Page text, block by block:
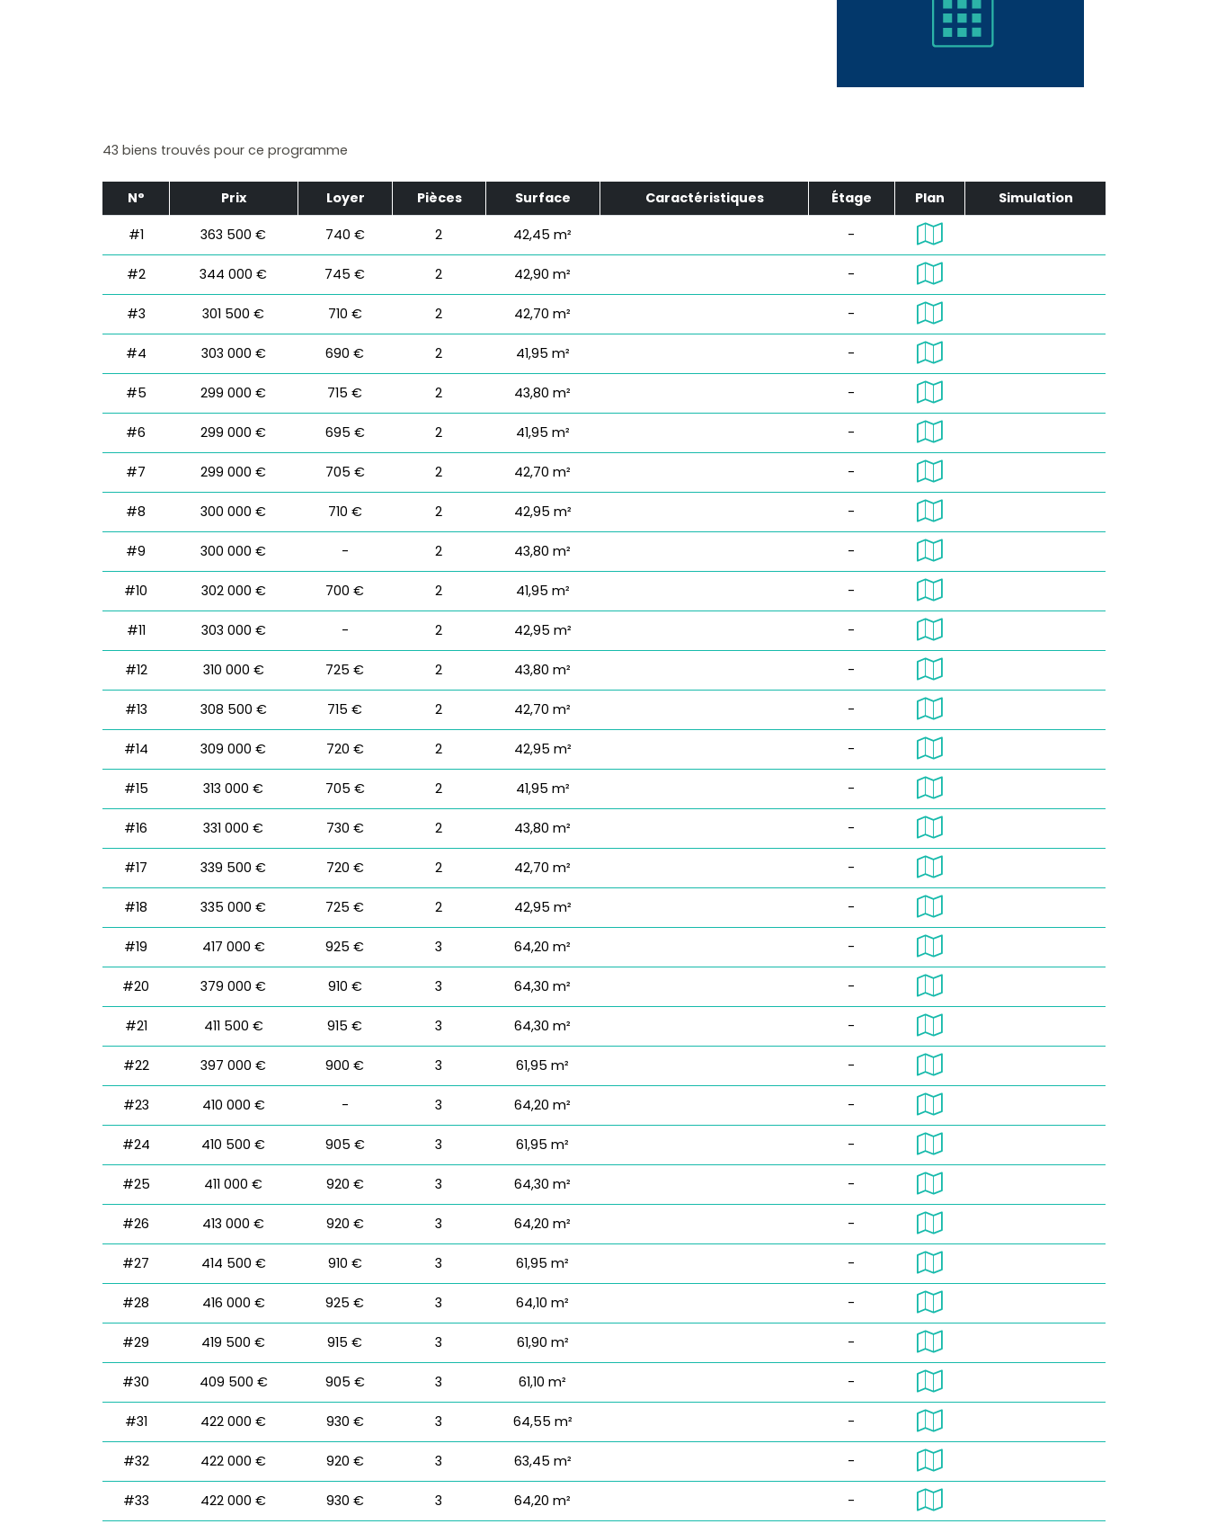
43 biens trouvés pour ce programme
N° Prix Loyer Pièces Surface Caractéristiques Étage Plan Simulation
#1 363 500 € 740 € 2 42,45 m² -
#2 344 000 € 745 € 2 42,90 m² -
#3 301 500 € 710 € 2 42,70 m² -
#4 303 000 € 690 € 2 41,95 m² -
#5 299 000 € 715 € 2 43,80 m² -
#6 299 000 € 695 € 2 41,95 m² -
#7 299 000 € 705 € 2 42,70 m² -
#8 300 000 € 710 € 2 42,95 m² -
#9 300 000 € - 2 43,80 m² -
#10 302 000 € 700 € 2 41,95 m² -
#11 303 000 € - 2 42,95 m² -
#12 310 000 € 725 € 2 43,80 m² -
#13 308 500 € 715 € 2 42,70 m² -
#14 309 000 € 720 € 2 42,95 m² -
#15 313 000 € 705 € 2 41,95 m² -
#16 331 000 € 730 € 2 43,80 m² -
#17 339 500 € 720 € 2 42,70 m² -
#18 335 000 € 725 € 2 42,95 m² -
#19 417 000 € 925 € 3 64,20 m² -
#20 379 000 € 910 € 3 64,30 m² -
#21 411 500 € 915 € 3 64,30 m² -
#22 397 000 € 900 € 3 61,95 m² -
#23 410 000 € - 3 64,20 m² -
#24 410 500 € 905 € 3 61,95 m² -
#25 411 000 € 920 € 3 64,30 m² -
#26 413 000 € 920 € 3 64,20 m² -
#27 414 500 € 910 € 3 61,95 m² -
#28 416 000 € 925 € 3 64,10 m² -
#29 419 500 € 915 € 3 61,90 m² -
#30 409 500 € 905 € 3 61,10 m² -
#31 422 000 € 930 € 3 64,55 m² -
#32 422 000 € 920 € 3 63,45 m² -
#33 422 000 € 930 € 3 64,20 m² -